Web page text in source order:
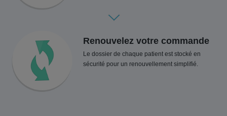
Renouvelez votre commande
Le dossier de chaque patient est stocké en
sécurité pour un renouvellement simplifié.